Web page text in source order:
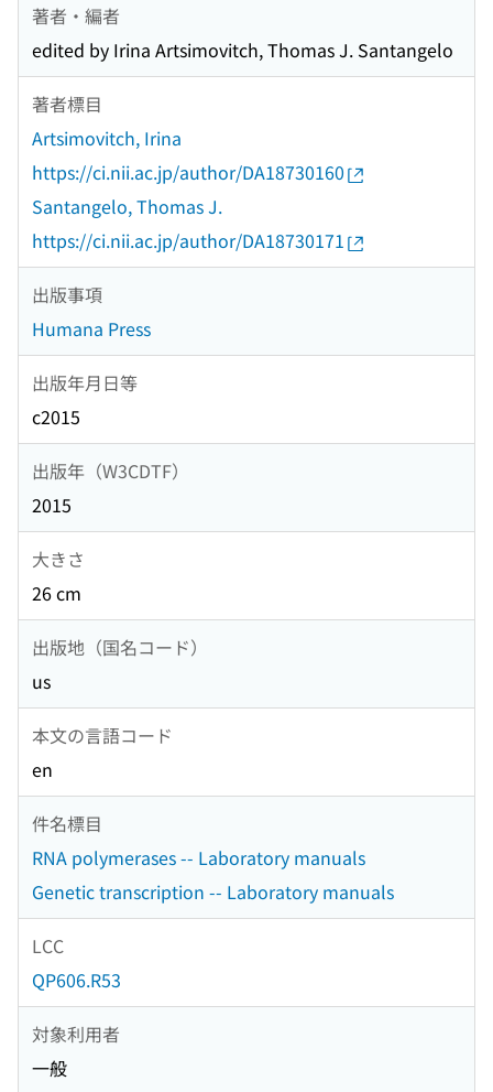
著者・編者
edited by Irina Artsimovitch, Thomas J. Santangelo
著者標目
Artsimovitch, Irina
https://ci.nii.ac.jp/author/DA18730160
Santangelo, Thomas J.
https://ci.nii.ac.jp/author/DA18730171
出版事項
Humana Press
出版年月日等
c2015
出版年（W3CDTF）
2015
大きさ
26 cm
出版地（国名コード）
us
本文の言語コード
en
件名標目
RNA polymerases -- Laboratory manuals
Genetic transcription -- Laboratory manuals
LCC
QP606.R53
対象利用者
一般